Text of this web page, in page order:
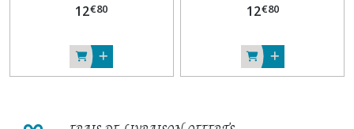
Love
12€80 12€80